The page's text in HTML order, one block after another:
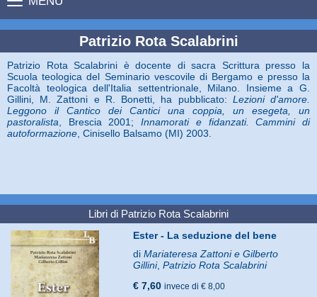
Patrizio Rota Scalabrini
Patrizio Rota Scalabrini è docente di sacra Scrittura presso la
Scuola teologica del Seminario vescovile di Bergamo e presso la
Facoltà teologica dell'Italia settentrionale, Milano. Insieme a G.
Gillini, M. Zattoni e R. Bonetti, ha pubblicato: Lezioni d'amore.
Leggono il Cantico dei Cantici una coppia, un esegeta, un
pastoralista , Brescia 2001;Innamorati e fidanzati. Cammini di
autoformazione , Cinisello Balsamo (MI) 2003.
Libri di Patrizio Rota Scalabrini
Ester - La seduzione del bene
diMariateresa Zattoni e Gilberto
Gillini,Patrizio Rota Scalabrini
€ 7,60 invece di € 8,00